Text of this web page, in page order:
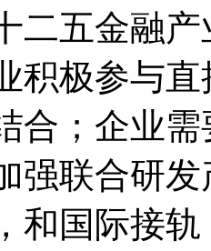
二五金融
积极参与
合；企业
强联合研
和国际接